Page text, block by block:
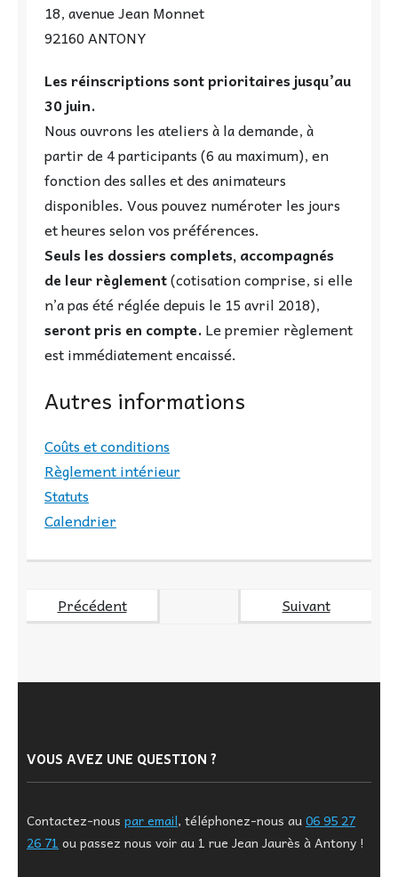
18, avenue Jean Monnet
92160 ANTONY
Les réinscriptions sont prioritaires jusqu’au
30 juin.
Nous ouvrons les ateliers à la demande, à
partir de 4 participants (6 au maximum), en
fonction des salles et des animateurs
disponibles. Vous pouvez numéroter les jours
et heures selon vos préférences.
Seuls les dossiers complets, accompagnés
de leur règlement(cotisation comprise, si elle
n’a pas été réglée depuis le 15 avril 2018),
seront pris en compte.Le premier règlement
est immédiatement encaissé.
Autres informations
Coûts et conditions
Règlement intérieur
Statuts
Calendrier
Précédent Suivant
VOUS AVEZ UNE QUESTION ?
Contactez-nous par email, téléphonez-nous au06 95 27
26 71 ou passez nous voir au 1 rue Jean Jaurès à Antony !